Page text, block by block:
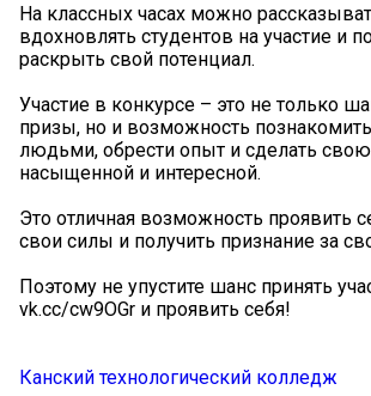
На классных часах можно
вдохновлять студентов на участие и
раскрыть свой потенциал.
Участие в конкурсе – это не только
призы, но и возможность
людьми, обрести опыт и сделать
насыщенной и интересной.
Это отличная возможность проявить
свои силы и получить признание за
Поэтому не упустите шанс принять
vk.cc/cw9OGr и проявить себя!
Канский технологический колледж